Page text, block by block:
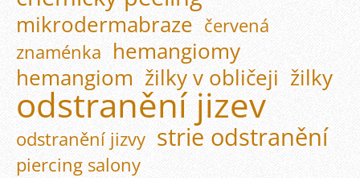
mikrodermabraze červená
znaménka hemangiomy
hemangiom žilky v obličeji žilky
odstranění jizev
odstranění jizvy strie odstranění
piercing salony